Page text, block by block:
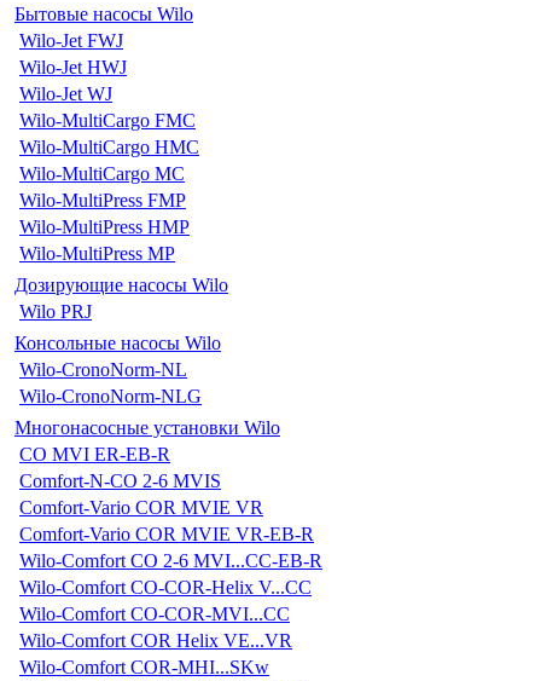
Бытовые насосы Wilo
Wilo-Jet FWJ
Wilo-Jet HWJ
Wilo-Jet WJ
Wilo-MultiCargo FMC
Wilo-MultiCargo HMC
Wilo-MultiCargo MC
Wilo-MultiPress FMP
Wilo-MultiPress HMP
Wilo-MultiPress MP
Дозирующие насосы Wilo
Wilo PRJ
Консольные насосы Wilo
Wilo-CronoNorm-NL
Wilo-CronoNorm-NLG
Многонасосные установки Wilo
CO MVI ER-EB-R
Comfort-N-CO 2-6 MVIS
Comfort-Vario COR MVIE VR
Comfort-Vario COR MVIE VR-EB-R
Wilo-Comfort CO 2-6 MVI...CC-EB-R
Wilo-Comfort CO-COR-Helix V...CC
Wilo-Comfort CO-COR-MVI...CC
Wilo-Comfort COR Helix VE...VR
Wilo-Comfort COR-MHI...SKw